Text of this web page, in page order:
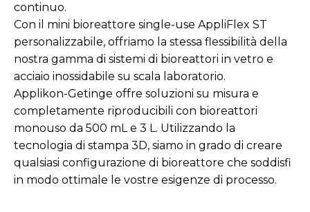
continuo.
Con il mini bioreattore single-use AppliFlex ST
personalizzabile, offriamo la stessa flessibilità della
nostra gamma di sistemi di bioreattori in vetro e
acciaio inossidabile su scala laboratorio.
Applikon-Getinge offre soluzioni su misura e
completamente riproducibili con bioreattori
monouso da 500 mL e 3 L. Utilizzando la
tecnologia di stampa 3D, siamo in grado di creare
qualsiasi configurazione di bioreattore che soddisfi
in modo ottimale le vostre esigenze di processo.